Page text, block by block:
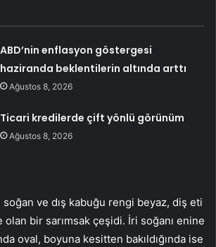
ABD’nin enflasyon göstergesi
haziranda beklentilerin altında arttı
Ağustos 8, 2026
Ticari kredilerde çift yönlü görünüm
Ağustos 8, 2026
soğan ve dış kabuğu rengi beyaz, diş eti
olan bir sarımsak çeşidi. İri soğanı enine
oval, boyuna kesitten bakıldığında ise